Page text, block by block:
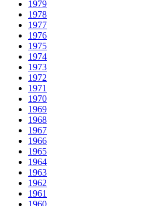
1979
1978
1977
1976
1975
1974
1973
1972
1971
1970
1969
1968
1967
1966
1965
1964
1963
1962
1961
1960